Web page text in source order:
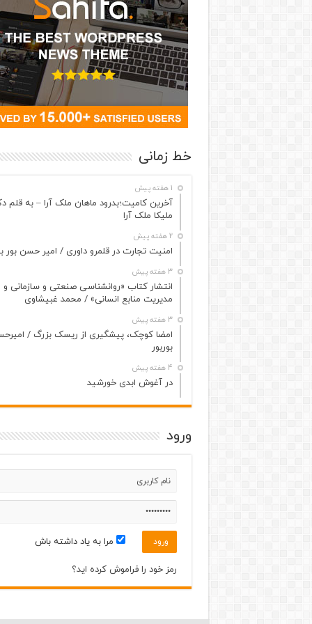
خط زمانی
1 هفته پیش
آخرین کامیت؛بدرود ماهان ملک آرا – به قلم
ملیکا ملک آرا
2 هفته پیش
امنیت تجارت در قلمرو داوری / امیر حسن بور
3 هفته پیش
انتشار کتاب «روانشناسی صنعتی و سازمانی و
مدیریت منابع انسانی» / محمد غبیشاوی
3 هفته پیش
امضا کوچک، پیشگیری از ریسک بزرگ /
بوربور
4 هفته پیش
در آغوش ابدی خورشید
ورود
مرا به یاد داشته باش
رمز خود را فراموش کرده اید؟